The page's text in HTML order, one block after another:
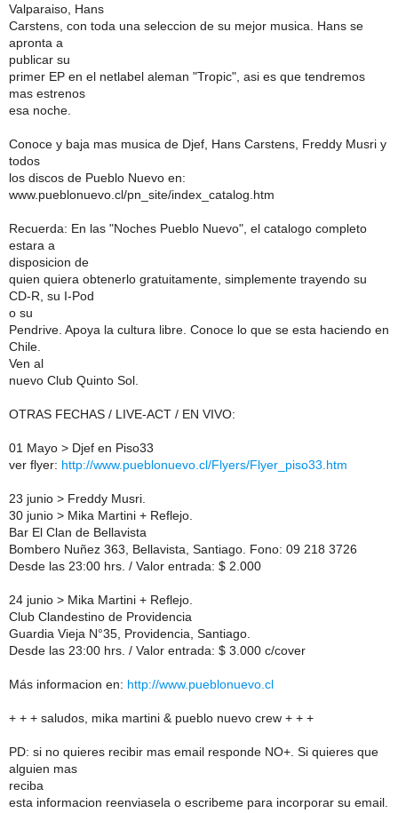
Valparaiso, Hans
Carstens, con toda una seleccion de su mejor musica. Hans se
apronta a
publicar su
primer EP en el netlabel aleman "Tropic", asi es que tendremos
mas estrenos
esa noche.
Conoce y baja mas musica de Djef, Hans Carstens, Freddy Musri y
todos
los discos de Pueblo Nuevo en:
www.pueblonuevo.cl/pn_site/index_catalog.htm
Recuerda: En las "Noches Pueblo Nuevo", el catalogo completo
estara a
disposicion de
quien quiera obtenerlo gratuitamente, simplemente trayendo su
CD-R, su I-Pod
o su
Pendrive. Apoya la cultura libre. Conoce lo que se esta haciendo en
Chile.
Ven al
nuevo Club Quinto Sol.
OTRAS FECHAS / LIVE-ACT / EN VIVO:
01 Mayo > Djef en Piso33
ver flyer: http://www.pueblonuevo.cl/Flyers/Flyer_piso33.htm
23 junio > Freddy Musri.
30 junio > Mika Martini + Reflejo.
Bar El Clan de Bellavista
Bombero Nuñez 363, Bellavista, Santiago. Fono: 09 218 3726
Desde las 23:00 hrs. / Valor entrada: $ 2.000
24 junio > Mika Martini + Reflejo.
Club Clandestino de Providencia
Guardia Vieja N°35, Providencia, Santiago.
Desde las 23:00 hrs. / Valor entrada: $ 3.000 c/cover
Más informacion en: http://www.pueblonuevo.cl
+ + + saludos, mika martini & pueblo nuevo crew + + +
PD: si no quieres recibir mas email responde NO+. Si quieres que
alguien mas
reciba
esta informacion reenviasela o escribeme para incorporar su email.